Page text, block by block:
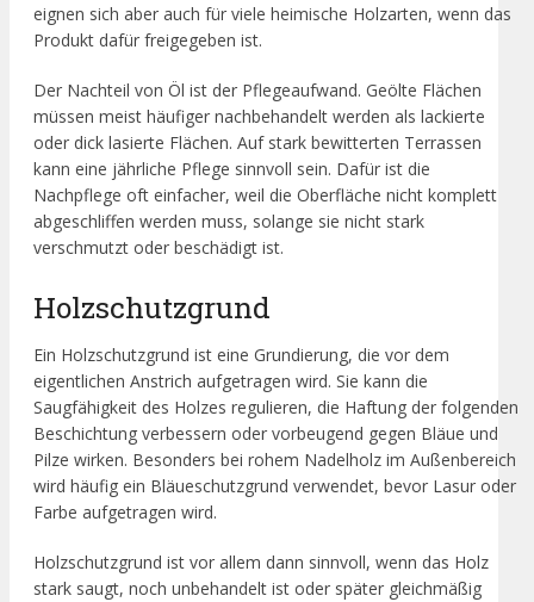
eignen sich aber auch für viele heimische Holzarten, wenn das
Produkt dafür freigegeben ist.
Der Nachteil von Öl ist der Pflegeaufwand. Geölte Flächen
müssen meist häufiger nachbehandelt werden als lackierte
oder dick lasierte Flächen. Auf stark bewitterten Terrassen
kann eine jährliche Pflege sinnvoll sein. Dafür ist die
Nachpflege oft einfacher, weil die Oberfläche nicht komplett
abgeschliffen werden muss, solange sie nicht stark
verschmutzt oder beschädigt ist.
Holzschutzgrund
Ein Holzschutzgrund ist eine Grundierung, die vor dem
eigentlichen Anstrich aufgetragen wird. Sie kann die
Saugfähigkeit des Holzes regulieren, die Haftung der folgenden
Beschichtung verbessern oder vorbeugend gegen Bläue und
Pilze wirken. Besonders bei rohem Nadelholz im Außenbereich
wird häufig ein Bläueschutzgrund verwendet, bevor Lasur oder
Farbe aufgetragen wird.
Holzschutzgrund ist vor allem dann sinnvoll, wenn das Holz
stark saugt, noch unbehandelt ist oder später gleichmäßig